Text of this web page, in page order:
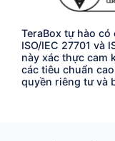
TeraBox tự hào có
ISO/IEC 27701 và
này xác thực cam
các tiêu chuẩn
quyền riêng tư và